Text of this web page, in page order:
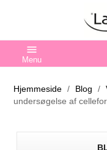
menu
Menu
Hjemmeside Blog
undersøgelse af